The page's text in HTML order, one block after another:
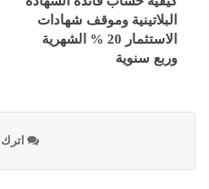
البلاتينية وموقف شهادات
الاستثمار 20 % الشهرية
وربع سنوية
اترك